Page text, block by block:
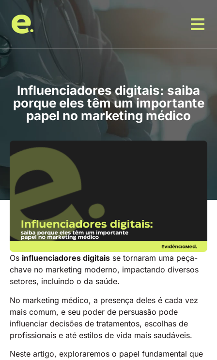
Influenciadores digitais: saiba
porque eles têm um importante
papel no marketing médico
Os influenciadores digitais se tornaram uma peça-
chave no marketing moderno, impactando diversos
setores, incluindo o da saúde.
No marketing médico, a presença deles é cada vez
mais comum, e seu poder de persuasão pode
influenciar decisões de tratamentos, escolhas de
profissionais e até estilos de vida mais saudáveis.
Neste artigo, exploraremos o papel fundamental que